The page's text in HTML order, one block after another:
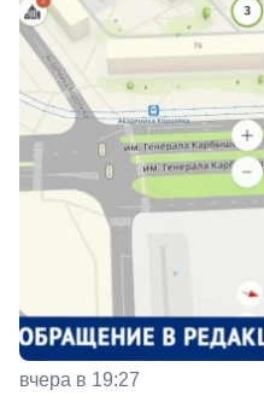
вчера в 19:27